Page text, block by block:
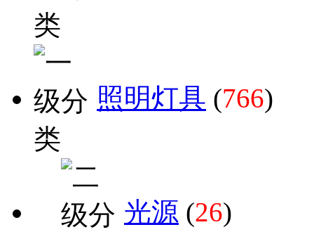
照明灯具 (766)
光源 (26)